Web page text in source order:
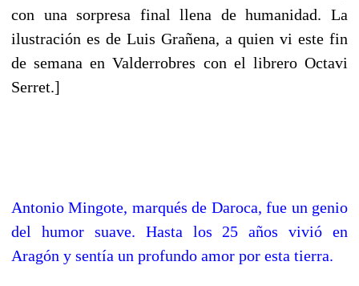
con una sorpresa final llena de humanidad. La
ilustración es de Luis Grañena, a quien vi este fin
de semana en Valderrobres con el librero Octavi
Serret.]
Antonio Mingote, marqués de Daroca, fue un genio
del humor suave. Hasta los 25 años vivió en
Aragón y sentía un profundo amor por esta tierra.